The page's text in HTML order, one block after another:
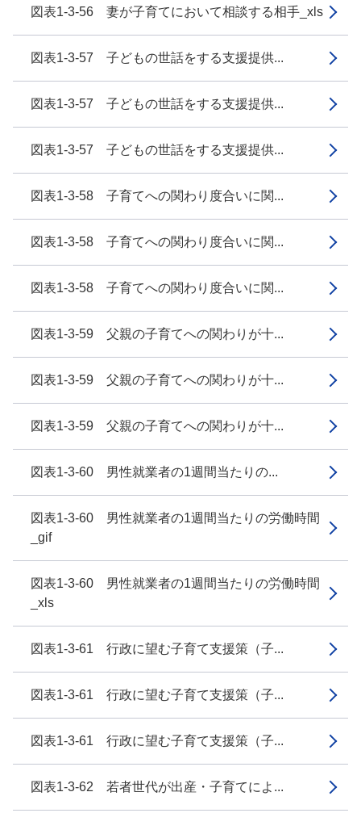
図表1-3-56 妻が子育てにおいて相談する相手_xls
図表1-3-57 子どもの世話をする支援提供...
図表1-3-57 子どもの世話をする支援提供...
図表1-3-57 子どもの世話をする支援提供...
図表1-3-58 子育てへの関わり度合いに関...
図表1-3-58 子育てへの関わり度合いに関...
図表1-3-58 子育てへの関わり度合いに関...
図表1-3-59 父親の子育てへの関わりが十...
図表1-3-59 父親の子育てへの関わりが十...
図表1-3-59 父親の子育てへの関わりが十...
図表1-3-60 男性就業者の1週間当たりの...
図表1-3-60 男性就業者の1週間当たりの労働時間
_gif
図表1-3-60 男性就業者の1週間当たりの労働時間
_xls
図表1-3-61 行政に望む子育て支援策（子...
図表1-3-61 行政に望む子育て支援策（子...
図表1-3-61 行政に望む子育て支援策（子...
図表1-3-62 若者世代が出産・子育てによ...